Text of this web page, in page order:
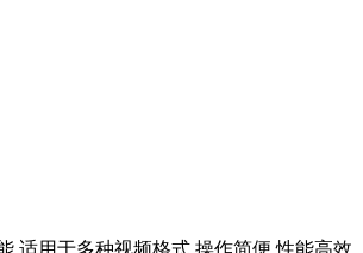
适用于多种视频格式,操作简便,性能高效。